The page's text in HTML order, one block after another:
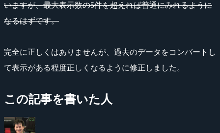
いますが、最大表示数の5件を超えれば普通にみれるように
なるはずです。
完全に正しくはありませんが、過去のデータをコンバートし
て表示がある程度正しくなるように修正しました。
この記事を書いた人